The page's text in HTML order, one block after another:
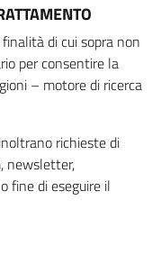
di cui sopra non
per consentire la
– motore di ricerca
richieste di
newsletter,
fine di eseguire il